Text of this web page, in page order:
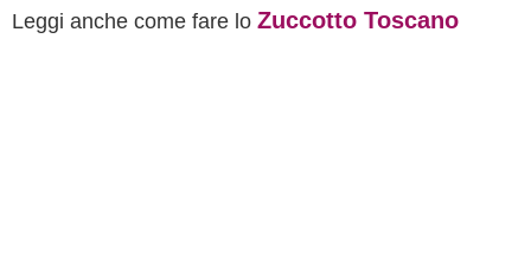
Leggi anche come fare lo Zuccotto Toscano